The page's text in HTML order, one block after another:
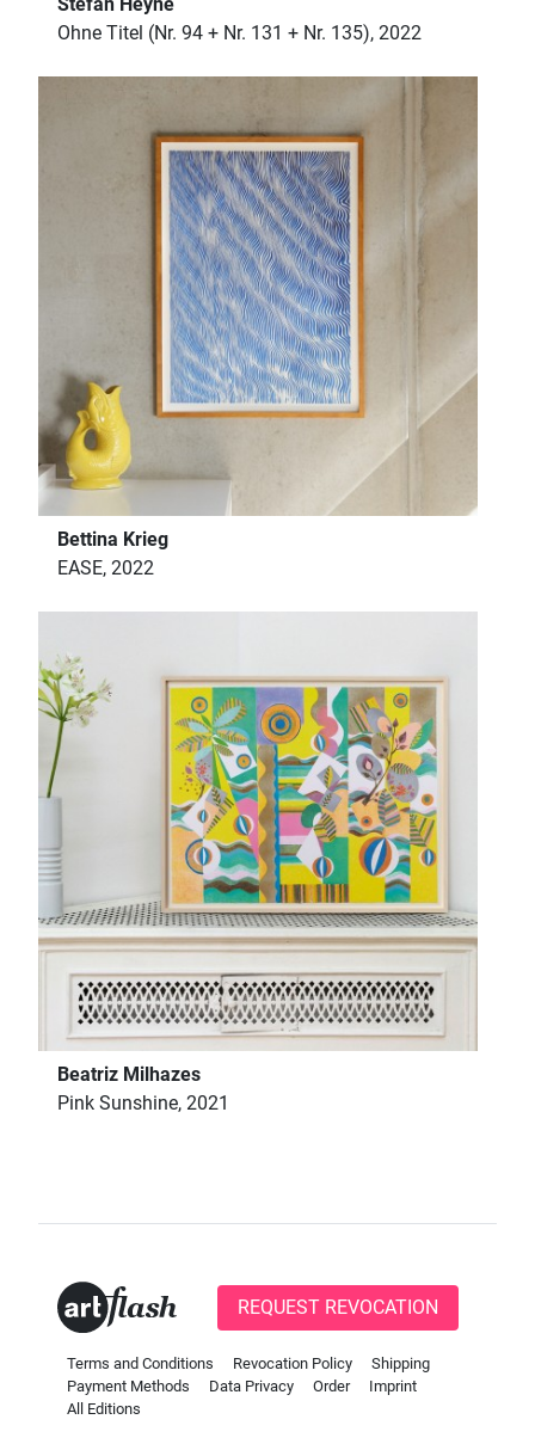
Ohne Titel (Nr. 94 + Nr. 131 + Nr. 135), 2022
Bettina Krieg
EASE, 2022
Beatriz Milhazes
Pink Sunshine, 2021
REQUEST REVOCATION
Terms and Conditions Revocation Policy
Shipping
Payment Methods
Data Privacy Order
Imprint
All Editions